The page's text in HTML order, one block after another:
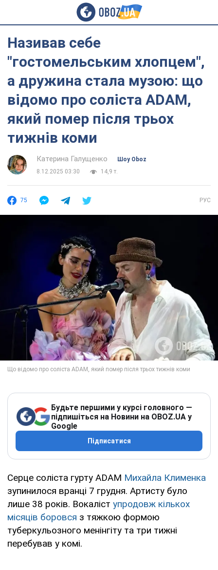
Називав себе
"гостомельським хлопцем",
а дружина стала музою: що
відомо про соліста ADAM,
який помер після трьох
тижнів коми
Катерина Галущенко
Шоу Oboz
8.12.2025 03:30
14,9 т.
75 РУС
Будьте першими у курсі головного —
підпишіться на Новини на OBOZ.UA у
Google
Підписатися
Серце соліста гурту ADAM Михайла Клименка
зупинилося вранці 7 грудня. Артисту було
лише 38 років. Вокаліст упродовж кількох
місяців боровся з тяжкою формою
туберкульозного менінгіту та три тижні
перебував у комі.